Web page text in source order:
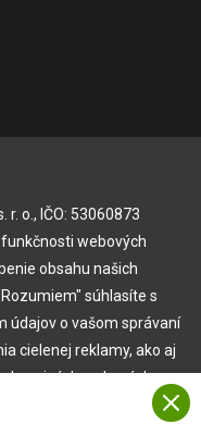
r. o., IČO: 53060873
webových
obsahu našich
súhlasíte s
údajov o vašom správaní
cielenej reklamy, ako aj
na iných webových